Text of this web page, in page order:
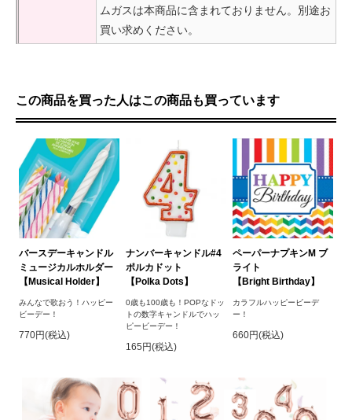
ムガスは本商品に含まれておりません。別途お
買い求めください。
この商品を買った人はこの商品も買っています
バースデーキャンドル
ミュージカルホルダー
【Musical Holder】
みんなで歌おう！ハッピー
ビーデー！
770円(税込)
ナンバーキャンドル#4
ポルカドット
【Polka Dots】
0歳も100歳も！POPなドッ
トの数字キャンドルでハッ
ピービーデー！
165円(税込)
ペーパーナプキンM ブ
ライト
【Bright Birthday】
カラフルハッピービーデ
ー！
660円(税込)